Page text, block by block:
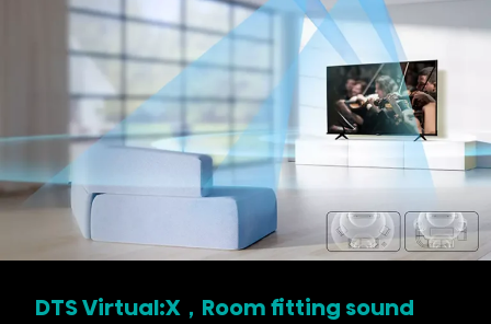
DTS Virtual:X，Room fitting sound